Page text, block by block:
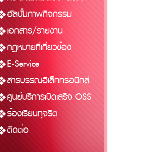
อัลบั้มภาพกิจกรรม
เอกสาร/รายงาน
กฎหมายที่เกี่ยวข้อง
E-Service
สารบรรณอิเล็กทรอนิกส์
ศูนย์บริการเบ็ดเสร็จ OSS
ร้องเรียนทุจริต
ติดต่อ